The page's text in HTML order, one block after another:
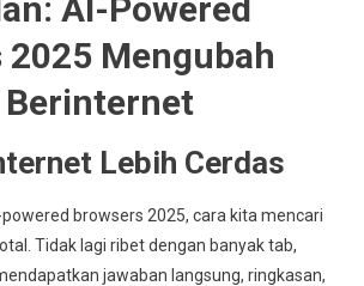
AI-Powered
2025 Mengubah
Berinternet
Lebih Cerdas
browsers 2025, cara kita mencari
Tidak lagi ribet dengan banyak tab,
jawaban langsung, ringkasan,